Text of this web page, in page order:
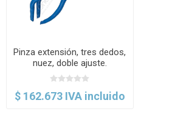
Pinza extensión, tres dedos,
nuez, doble ajuste.
Labscient
$ 162.673 IVA incluido